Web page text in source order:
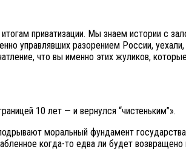
приватизации. Мы знаем истории с
управлявших разорением России, уехали,
что вы именно этих жуликов,
10 лет — и вернулся “чистеньким”».
моральный фундамент
когда-то едва ли будет возвращено